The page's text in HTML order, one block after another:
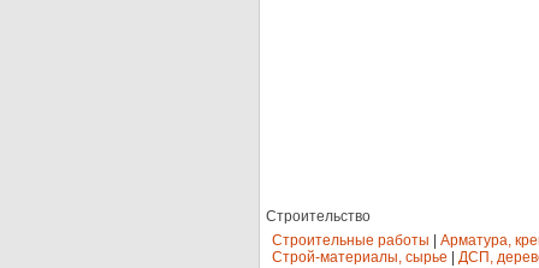
Строительство
Строительные работы
Арматура,
Строй-материалы, сырье
ДСП,